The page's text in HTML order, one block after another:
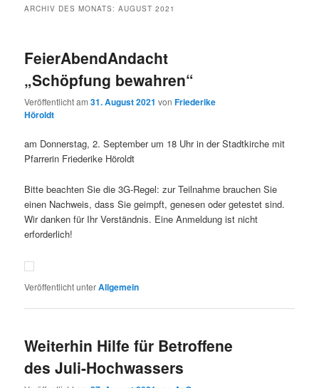
ARCHIV DES MONATS:AUGUST 2021
FeierAbendAndacht
„Schöpfung bewahren“
Veröffentlicht am31. August 2021 vonFriederike
Höroldt
am Donnerstag, 2. September um 18 Uhr in der Stadtkirche mit
Pfarrerin Friederike Höroldt
Bitte beachten Sie die 3G-Regel: zur Teilnahme brauchen Sie
einen Nachweis, dass Sie geimpft, genesen oder getestet sind.
Wir danken für Ihr Verständnis. Eine Anmeldung ist nicht
erforderlich!
Veröffentlicht unterAllgemein
Weiterhin Hilfe für Betroffene
des Juli-Hochwassers